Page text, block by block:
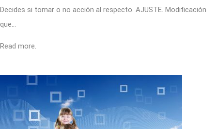
Decides si tomar o no acción al respecto. AJUSTE. Modificación
que…
Read more.